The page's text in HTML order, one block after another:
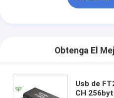
Obtenga El
Usb de
CH